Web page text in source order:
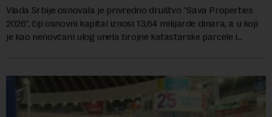
Vlada Srbije osnovala je privredno društvo "Sava Properties
2026", čiji osnovni kapital iznosi 13,64 milijarde dinara, a u koji
je kao nenovčani ulog unela brojne katastarske parcele i